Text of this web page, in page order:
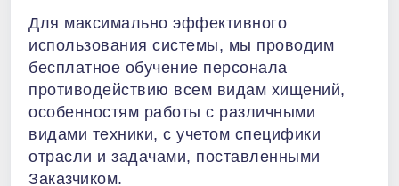
Для максимально эффективного
использования системы, мы проводим
бесплатное обучение персонала
противодействию всем видам хищений,
особенностям работы с различными
видами техники, с учетом специфики
отрасли и задачами, поставленными
Заказчиком.